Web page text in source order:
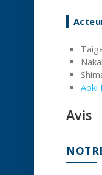
Aoki
Avis